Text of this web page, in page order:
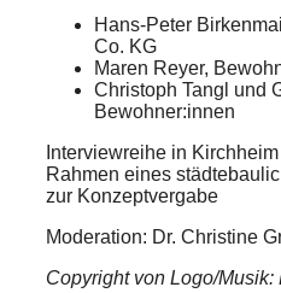
Hans-Peter
Co. KG
Maren Reyer,
Christoph Tangl und
Bewohner:innen
Interviewreihe in
Rahmen eines
zur Konzeptvergabe
Moderation: Dr. Christine
Copyright von Logo/Musik: